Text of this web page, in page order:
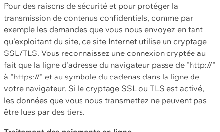
Pour des raisons de sécurité et pour protéger la
transmission de contenus confidentiels, comme par
exemple les demandes que vous nous envoyez en tant
qu'exploitant du site, ce site Internet utilise un cryptage
SSL/TLS. Vous reconnaissez une connexion cryptée au
fait que la ligne d'adresse du navigateur passe de "http://"
à "https://" et au symbole du cadenas dans la ligne de
votre navigateur. Si le cryptage SSL ou TLS est activé,
les données que vous nous transmettez ne peuvent pas
être lues par des tiers.